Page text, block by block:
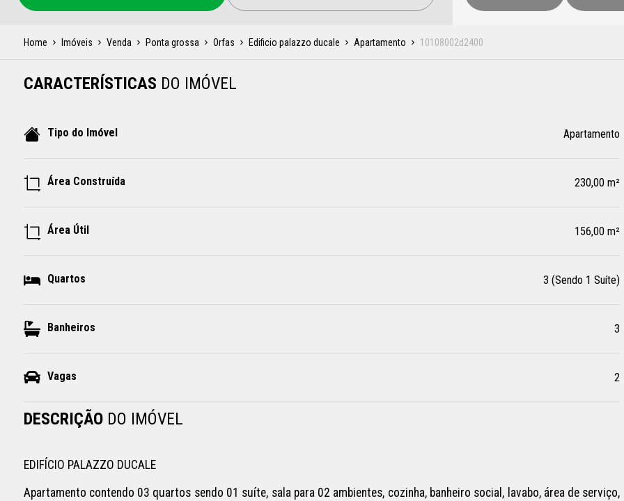
Home Imóveis Venda Ponta grossa Orfas Edificio palazzo ducale Apartamento 10108002d2400
CARACTERÍSTICAS DO IMÓVEL
Tipo do Imóvel Apartamento
Área Construída 230,00 m²
Área Útil 156,00 m²
Quartos 3 (Sendo 1 Suíte)
Banheiros 3
Vagas 2
DESCRIÇÃO DO IMÓVEL
EDIFÍCIO PALAZZO DUCALE
Apartamento contendo 03 quartos sendo 01 suíte, sala para 02 ambientes, cozinha, banheiro social, lavabo, área de serviço,